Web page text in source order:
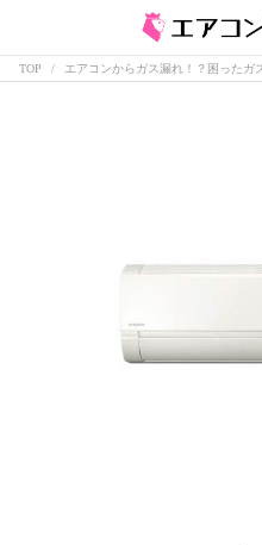
TOP エアコンからガス漏れ！？困ったガ